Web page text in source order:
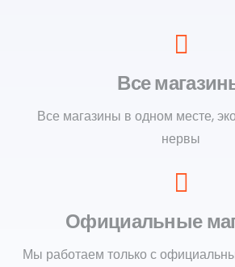
Все
Все магазины в одном месте,
нервы
Официальные
Мы работаем только с